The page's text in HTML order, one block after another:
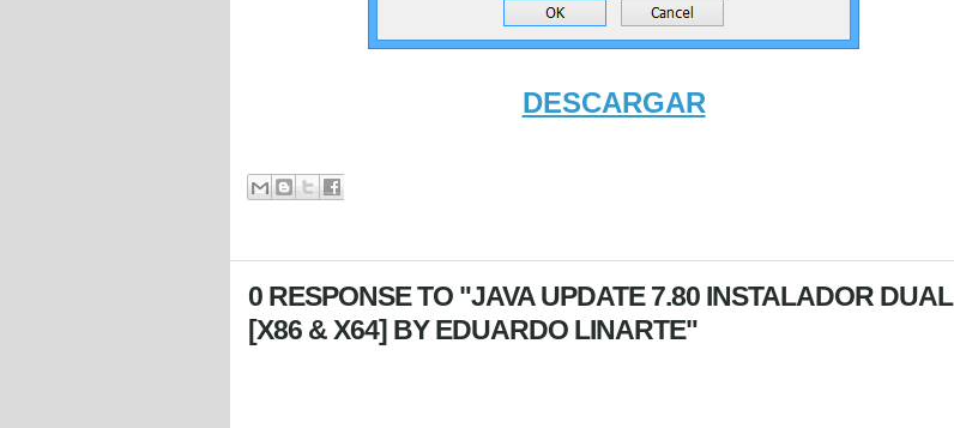
DESCARGAR
0 RESPONSE TO "JAVA UPDATE 7.80 INSTALADOR DUAL
[X86 & X64] BY EDUARDO LINARTE"